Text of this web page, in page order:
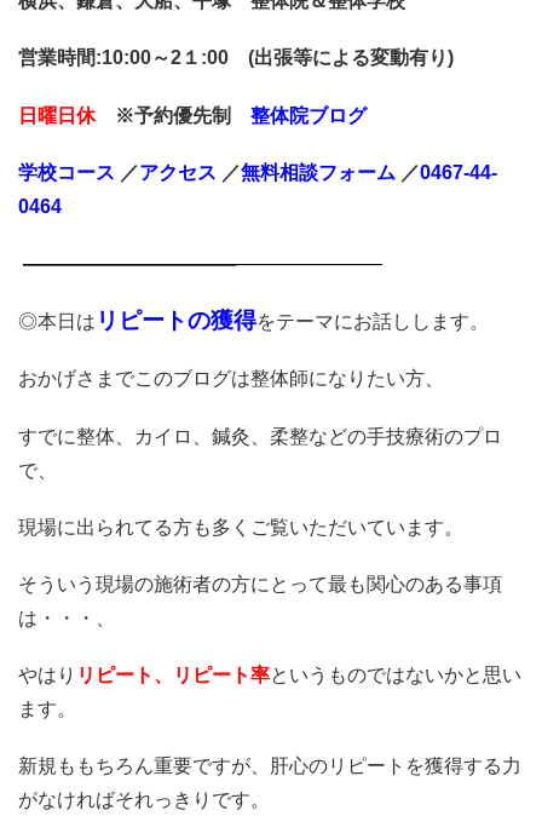
営業時間:10:00～2１:00 (出張等による変動有り)
日曜日休※予約優先制 整体院ブログ
学校コース ／アクセス ／無料相談フォーム ／0467-44-
0464
——————————————————–
◎本日は リピートの獲得をテーマにお話しします。
おかげさまでこのブログは整体師になりたい方、
すでに整体、カイロ、鍼灸、柔整などの手技療術のプロ
で、
現場に出られてる方も多くご覧いただいています。
そういう現場の施術者の方にとって最も関心のある事項
は・・・、
やはり リピート、リピート率というものではないかと思い
ます。
新規ももちろん重要ですが、肝心のリピートを獲得する力
がなければそれっきりです。